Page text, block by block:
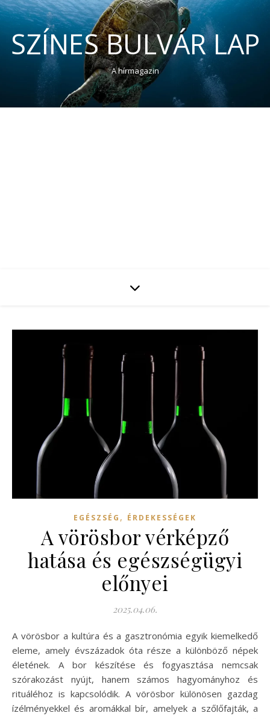
SZÍNES BULVÁR LAP
A hírmagazin
EGÉSZSÉG , ÉRDEKESSÉGEK
A vörösbor vérképző
hatása és egészségügyi
előnyei
2025.04.06.
A vörösbor a kultúra és a gasztronómia egyik kiemelkedő
eleme, amely évszázadok óta része a különböző népek
életének. A bor készítése és fogyasztása nemcsak
szórakozást nyújt, hanem számos hagyományhoz és
rituáléhoz is kapcsolódik. A vörösbor különösen gazdag
ízélményekkel és aromákkal bír, amelyek a szőlőfajták, a